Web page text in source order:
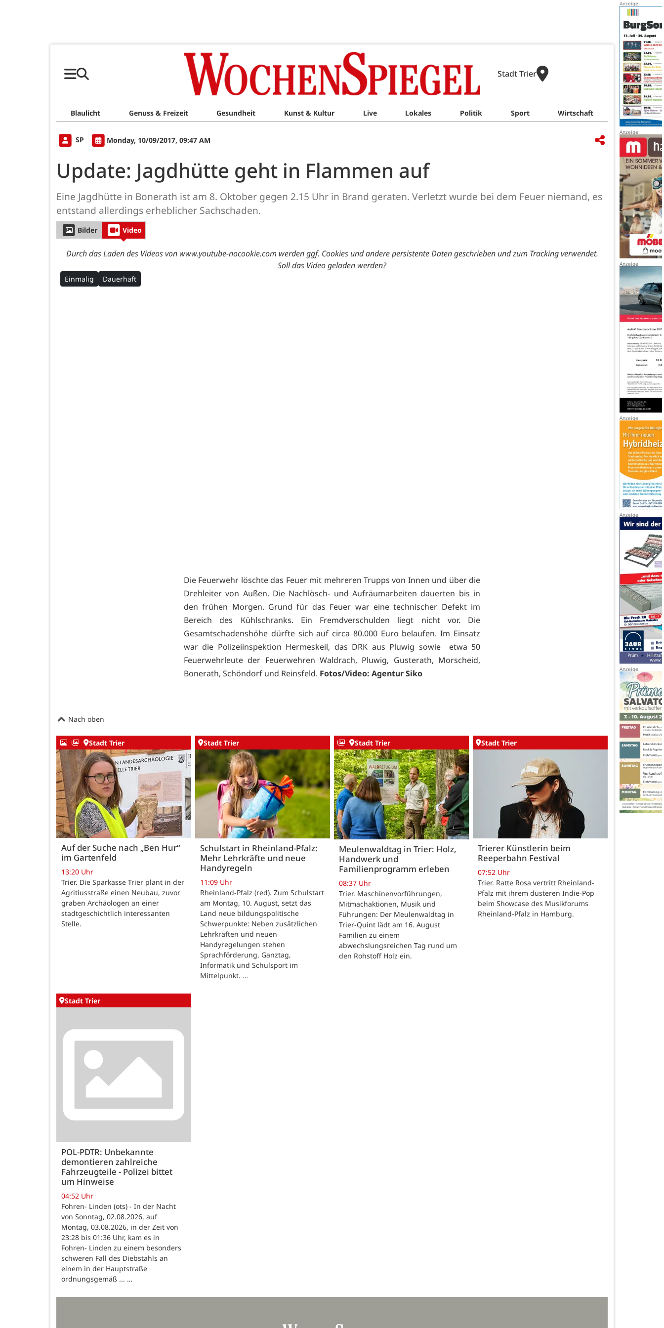
Stadt Trier
Blaulicht Genuss & Freizeit Gesundheit Kunst & Kultur Live Lokales Politik Sport Wirtschaft
SP Monday, 10/09/2017, 09:47 AM
Update: Jagdhütte geht in Flammen auf
Eine Jagdhütte in Bonerath ist am 8. Oktober gegen 2.15 Uhr in Brand geraten. Verletzt wurde bei dem Feuer niemand, es
entstand allerdings erheblicher Sachschaden.
Bilder Video
Durch das Laden des Videos von www.youtube-nocookie.com werden ggf. Cookies und andere persistente Daten geschrieben und zum Tracking verwendet.
Soll das Video geladen werden?
Einmalig Dauerhaft
Die Feuerwehr löschte das Feuer mit mehreren Trupps von Innen und über die
Drehleiter von Außen. Die Nachlösch- und Aufräumarbeiten dauerten bis in
den frühen Morgen. Grund für das Feuer war eine technischer Defekt im
Bereich des Kühlschranks. Ein Fremdverschulden liegt nicht vor. Die
Gesamtschadenshöhe dürfte sich auf circa 80.000 Euro belaufen. Im Einsatz
war die Polizeiinspektion Hermeskeil, das DRK aus Pluwig sowie etwa 50
Feuerwehrleute der Feuerwehren Waldrach, Pluwig, Gusterath, Morscheid,
Bonerath, Schöndorf und Reinsfeld. Fotos/Video: Agentur Siko
Nach oben
Stadt Trier
Auf der Suche nach „Ben Hur“
im Gartenfeld
13:20 Uhr
Trier. Die Sparkasse Trier plant in der
Agritiusstraße einen Neubau, zuvor
graben Archäologen an einer
stadtgeschichtlich interessanten
Stelle.
Stadt Trier
Schulstart in Rheinland-Pfalz:
Mehr Lehrkräfte und neue
Handyregeln
11:09 Uhr
Rheinland-Pfalz (red). Zum Schulstart
am Montag, 10. August, setzt das
Land neue bildungspolitische
Schwerpunkte: Neben zusätzlichen
Lehrkräften und neuen
Handyregelungen stehen
Sprachförderung, Ganztag,
Informatik und Schulsport im
Mittelpunkt. …
Stadt Trier
Meulenwaldtag in Trier: Holz,
Handwerk und
Familienprogramm erleben
08:37 Uhr
Trier. Maschinenvorführungen,
Mitmachaktionen, Musik und
Führungen: Der Meulenwaldtag in
Trier-Quint lädt am 16. August
Familien zu einem
abwechslungsreichen Tag rund um
den Rohstoff Holz ein.
Stadt Trier
Trierer Künstlerin beim
Reeperbahn Festival
07:52 Uhr
Trier. Ratte Rosa vertritt Rheinland-
Pfalz mit ihrem düsteren Indie-Pop
beim Showcase des Musikforums
Rheinland-Pfalz in Hamburg.
Stadt Trier
POL-PDTR: Unbekannte
demontieren zahlreiche
Fahrzeugteile - Polizei bittet
um Hinweise
04:52 Uhr
Fohren- Linden (ots) - In der Nacht
von Sonntag, 02.08.2026, auf
Montag, 03.08.2026, in der Zeit von
23:28 bis 01:36 Uhr, kam es in
Fohren- Linden zu einem besonders
schweren Fall des Diebstahls an
einem in der Hauptstraße
ordnungsgemäß ... …